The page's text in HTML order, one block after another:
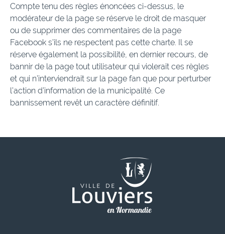
Compte tenu des règles énoncées ci-dessus, le
modérateur de la page se réserve le droit de masquer
ou de supprimer des commentaires de la page
Facebook s’ils ne respectent pas cette charte. Il se
réserve également la possibilité, en dernier recours, de
bannir de la page tout utilisateur qui violerait ces règles
et qui n’interviendrait sur la page fan que pour perturber
l’action d’information de la municipalité. Ce
bannissement revêt un caractère définitif.